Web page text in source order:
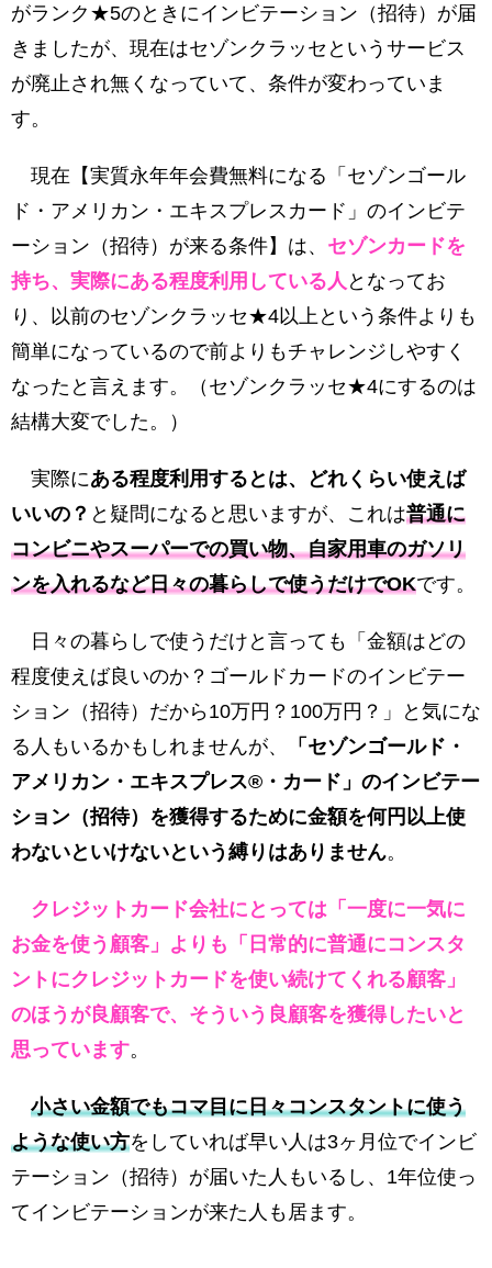
がランク★5のときにインビテーション（招待）が届
きましたが、現在はセゾンクラッセというサービス
が廃止され無くなっていて、条件が変わっていま
す。
現在【実質永年年会費無料になる「セゾンゴール
ド・アメリカン・エキスプレスカード」のインビテ
ーション（招待）が来る条件】は、 セゾンカードを
持ち、実際にある程度利用している人 となってお
り、以前のセゾンクラッセ★4以上という条件よりも
簡単になっているので前よりもチャレンジしやすく
なったと言えます。（セゾンクラッセ★4にするのは
結構大変でした。）
実際にある程度利用するとは、どれくらい使えば
いいの？ と疑問になると思いますが、これは普通に
コンビニやスーパーでの買い物、自家用車のガソリ
ンを入れるなど日々の暮らしで使うだけでOKです。
日々の暮らしで使うだけと言っても「金額はどの
程度使えば良いのか？ゴールドカードのインビテー
ション（招待）だから10万円？100万円？」と気にな
る人もいるかもしれませんが、
「セゾンゴールド・
アメリカン・エキスプレス®・カード」のインビテー
ション（招待）を獲得するために金額を何円以上使
わないといけないという縛りはありません。
クレジットカード会社にとっては「一度に一気に
お金を使う顧客」よりも「日常的に普通にコンスタ
ントにクレジットカードを使い続けてくれる顧客」
のほうが良顧客で、そういう良顧客を獲得したいと
思っています。
小さい金額でもコマ目に日々コンスタントに使う
ような使い方をしていれば早い人は3ヶ月位でインビ
テーション（招待）が届いた人もいるし、1年位使っ
てインビテーションが来た人も居ます。